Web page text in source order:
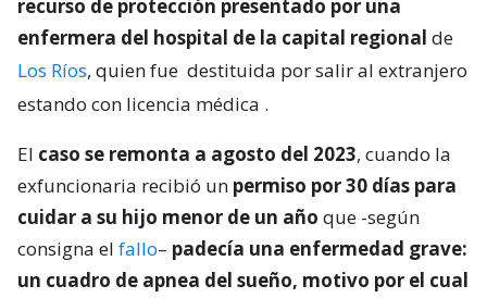
recurso de protección presentado por una
enfermera del hospital de la capital regional de
Los Ríos, quien fue destituida por salir al extranjero
estando con licencia médica .
El caso se remonta a agosto del 2023, cuando la
exfuncionaria recibió un permiso por 30 días para
cuidar a su hijo menor de un año que -según
consigna el fallo– padecía una enfermedad grave:
un cuadro de apnea del sueño, motivo por el cual